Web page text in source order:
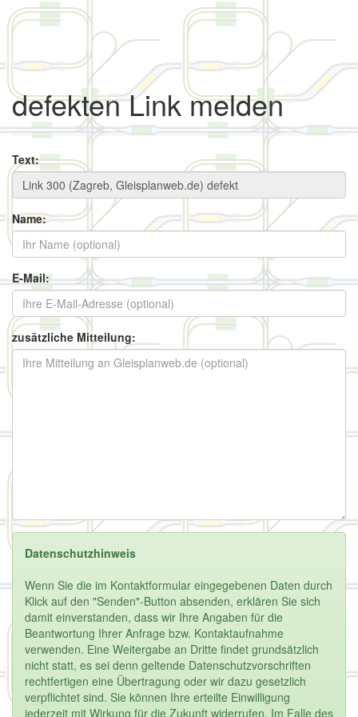
defekten Link melden
Text:
Name:
E-Mail:
zusätzliche Mitteilung:
Datenschutzhinweis
Wenn Sie die im Kontaktformular eingegebenen Daten durch
Klick auf den "Senden"-Button absenden, erklären Sie sich
damit einverstanden, dass wir Ihre Angaben für die
Beantwortung Ihrer Anfrage bzw. Kontaktaufnahme
verwenden. Eine Weitergabe an Dritte findet grundsätzlich
nicht statt, es sei denn geltende Datenschutzvorschriften
rechtfertigen eine Übertragung oder wir dazu gesetzlich
verpflichtet sind. Sie können Ihre erteilte Einwilligung
jederzeit mit Wirkung für die Zukunft widerrufen. Im Falle des